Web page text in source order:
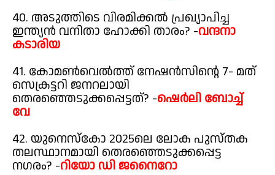
40. അടുത്തിടെ വിരമിക്കൽ പ്രഖ്യാപിച്ച
ഇന്ത്യൻ വനിതാ ഹോക്കി താരം? -വന്ദനാ
കടാരിയ
41. കോമൺവെൽത്ത് നേഷൻസിന്റെ 7- മത്
സെക്രട്ടറി ജനറലായി
തെരഞ്ഞെടുക്കപ്പെട്ടത്? -ഷെർലി ബോച്ച്
വേ
42. യുനെസ്കോ 2025ലെ ലോക പുസ്തക
തലസ്ഥാനമായി തെരഞ്ഞെടുക്കപ്പെട്ട
നഗരം? -റിയോ ഡി ജനൈറോ